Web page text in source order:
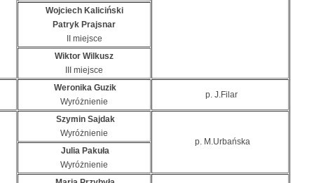
Wojciech Kaliciński
Patryk Prajsnar
II miejsce
Wiktor Wilkusz
III miejsce
Weronika Guzik
Wyróżnienie
p. J.Filar
Szymin Sajdak
Wyróżnienie
p. M.Urbańska
Julia Pakuła
Wyróżnienie